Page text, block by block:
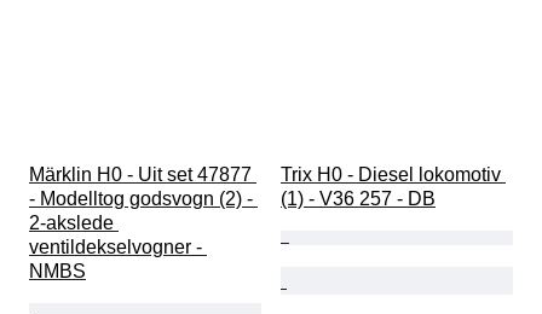
Märklin H0 - Uit set 47877
- Modelltog godsvogn (2) -
2-akslede
ventildekselvogner -
NMBS
Trix H0 - Diesel lokomotiv
(1) - V36 257 - DB